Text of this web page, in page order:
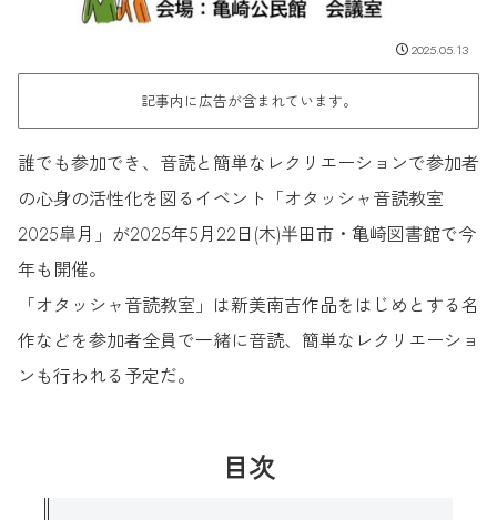
2025.05.13
記事内に広告が含まれています。
誰でも参加でき、音読と簡単なレクリエーションで参加者
の心身の活性化を図るイベント「オタッシャ音読教室
2025皐月」が2025年5月22日(木)半田市・亀崎図書館で今
年も開催。
「オタッシャ音読教室」は新美南吉作品をはじめとする名
作などを参加者全員で一緒に音読、簡単なレクリエーショ
ンも行われる予定だ。
目次